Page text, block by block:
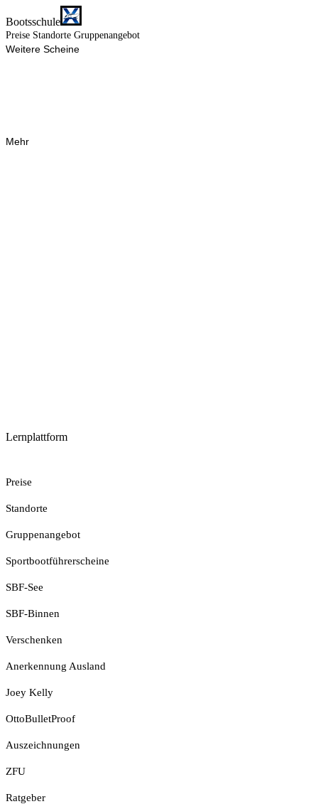
Bootsschule
Preise Standorte Gruppenangebot
Weitere Scheine
Mehr
Lernplattform
Preise
Standorte
Gruppenangebot
Sportbootführerscheine
SBF-See
SBF-Binnen
Verschenken
Anerkennung Ausland
Joey Kelly
OttoBulletProof
Auszeichnungen
ZFU
Ratgeber